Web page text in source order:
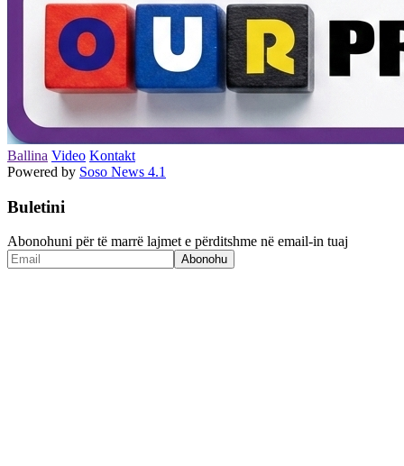
Ballina Video Kontakt
Powered by Soso News 4.1
Buletini
Abonohuni për të marrë lajmet e përditshme në email-in tuaj
Abonohu